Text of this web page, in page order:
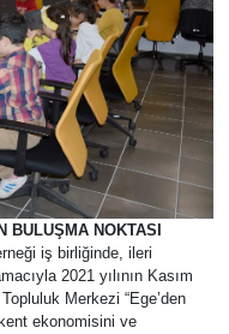
BULUŞMA NOKTASI
iş birliğinde, ileri
2021 yılının Kasım
Merkezi “Ege’den
ekonomisini ve